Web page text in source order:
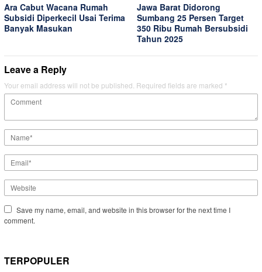
Ara Cabut Wacana Rumah
Subsidi Diperkecil Usai Terima
Banyak Masukan
Jawa Barat Didorong
Sumbang 25 Persen Target
350 Ribu Rumah Bersubsidi
Tahun 2025
Leave a Reply
Your email address will not be published. Required fields are marked *
Save my name, email, and website in this browser for the next time I
comment.
TERPOPULER